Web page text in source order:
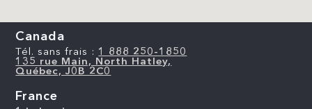
Canada
Tél. sans frais : 1 888 250-1850
135 rue Main, North Hatley,
Québec, J0B 2C0
France